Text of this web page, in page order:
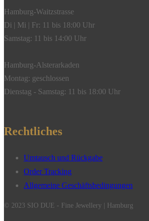
Hamburg-Waitzstrasse
Di | Mi | Fr: 11 bis 18:00 Uhr
Samstag: 11 bis 14:00 Uhr
Hamburg-Alsterarkaden
Montag: geschlossen
Dienstag - Samstag: 11 bis 18:00 Uhr
Rechtliches
Umtausch und Rückgabe
Order Tracking
Allgemeine Geschäftsbedingungen
© 2023 SIO DUE - Fine Jewellery | Hamburg